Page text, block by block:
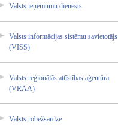
Valsts ieņēmum­u dienest­s
Valsts informā­cijas sistēmu savieto­tājs
(VISS)
Valsts reģionā­lās attīstī­bas aģentūr­a
(VRAA)
Valsts robežsa­rdze